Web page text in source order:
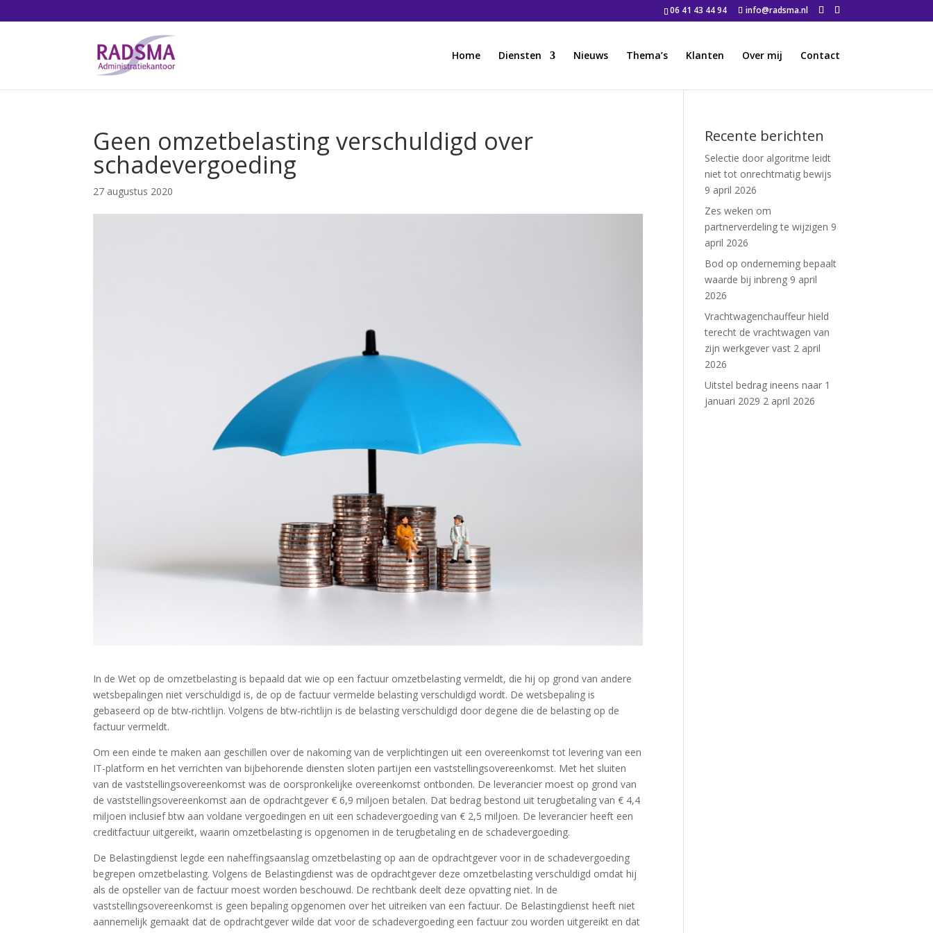
06 41 43 44 94 info@radsma.nl
Home Diensten Nieuws Thema’s Klanten Over mij Contact
Geen omzetbelasting verschuldigd over
schadevergoeding
27 augustus 2020
In de Wet op de omzetbelasting is bepaald dat wie op een factuur omzetbelasting vermeldt, die hij op grond van andere
wetsbepalingen niet verschuldigd is, de op de factuur vermelde belasting verschuldigd wordt. De wetsbepaling is
gebaseerd op de btw-richtlijn. Volgens de btw-richtlijn is de belasting verschuldigd door degene die de belasting op de
factuur vermeldt.
Om een einde te maken aan geschillen over de nakoming van de verplichtingen uit een overeenkomst tot levering van een
IT-platform en het verrichten van bijbehorende diensten sloten partijen een vaststellingsovereenkomst. Met het sluiten
van de vaststellingsovereenkomst was de oorspronkelijke overeenkomst ontbonden. De leverancier moest op grond van
de vaststellingsovereenkomst aan de opdrachtgever € 6,9 miljoen betalen. Dat bedrag bestond uit terugbetaling van € 4,4
miljoen inclusief btw aan voldane vergoedingen en uit een schadevergoeding van € 2,5 miljoen. De leverancier heeft een
creditfactuur uitgereikt, waarin omzetbelasting is opgenomen in de terugbetaling en de schadevergoeding.
De Belastingdienst legde een naheffingsaanslag omzetbelasting op aan de opdrachtgever voor in de schadevergoeding
begrepen omzetbelasting. Volgens de Belastingdienst was de opdrachtgever deze omzetbelasting verschuldigd omdat hij
als de opsteller van de factuur moest worden beschouwd. De rechtbank deelt deze opvatting niet. In de
vaststellingsovereenkomst is geen bepaling opgenomen over het uitreiken van een factuur. De Belastingdienst heeft niet
aannemelijk gemaakt dat de opdrachtgever wilde dat voor de schadevergoeding een factuur zou worden uitgereikt en dat
Recente berichten
Selectie door algoritme leidt
niet tot onrechtmatig bewijs
9 april 2026
Zes weken om
partnerverdeling te wijzigen 9
april 2026
Bod op onderneming bepaalt
waarde bij inbreng 9 april
2026
Vrachtwagenchauffeur hield
terecht de vrachtwagen van
zijn werkgever vast 2 april
2026
Uitstel bedrag ineens naar 1
januari 2029 2 april 2026